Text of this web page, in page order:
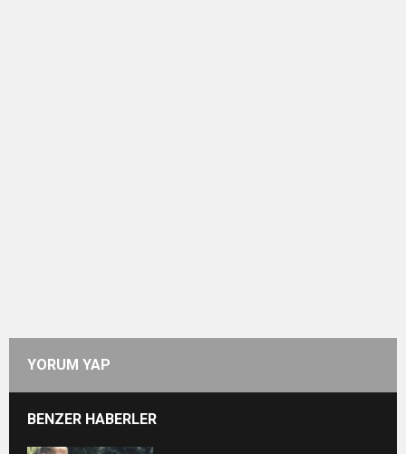
YORUM YAP
BENZER HABERLER